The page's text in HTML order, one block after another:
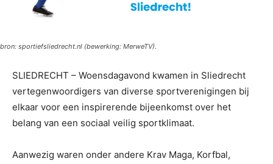
bron: sportiefsliedrecht.nl (bewerking: MerweTV).
SLIEDRECHT – Woensdagavond kwamen in Sliedrecht
vertegenwoordigers van diverse sportverenigingen bij
elkaar voor een inspirerende bijeenkomst over het
belang van een sociaal veilig sportklimaat.
Aanwezig waren onder andere Krav Maga, Korfbal,